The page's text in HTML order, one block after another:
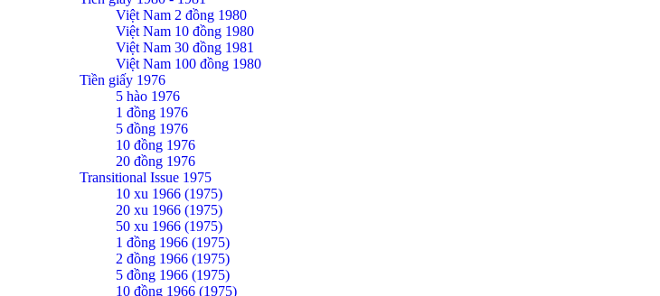
Việt Nam 2 đồng 1980
Việt Nam 10 đồng 1980
Việt Nam 30 đồng 1981
Việt Nam 100 đồng 1980
Tiền giấy 1976
5 hào 1976
1 đồng 1976
5 đồng 1976
10 đồng 1976
20 đồng 1976
Transitional Issue 1975
10 xu 1966 (1975)
20 xu 1966 (1975)
50 xu 1966 (1975)
1 đồng 1966 (1975)
2 đồng 1966 (1975)
5 đồng 1966 (1975)
10 đồng 1966 (1975)